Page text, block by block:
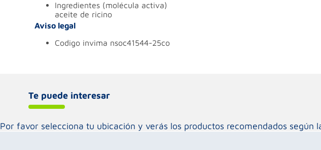
ingredientes (molécula activa)
aceite de ricino
Aviso legal
codigo invima nsoc41544-25co
Te puede interesar
Por favor selecciona tu ubicación y verás los productos recomendados según